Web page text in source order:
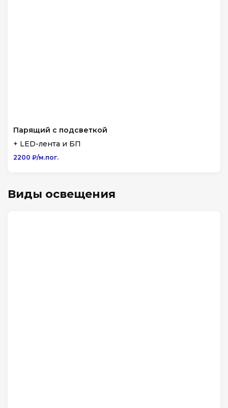
Парящий с подсветкой
+ LED-лента и БП
2200 ₽/м.пог.
Виды освещения